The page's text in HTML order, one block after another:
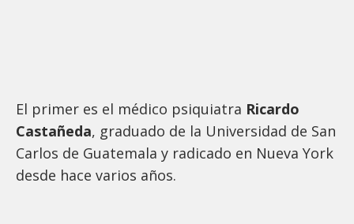
El primer es el médico psiquiatra Ricardo
Castañeda, graduado de la Universidad de San
Carlos de Guatemala y radicado en Nueva York
desde hace varios años.